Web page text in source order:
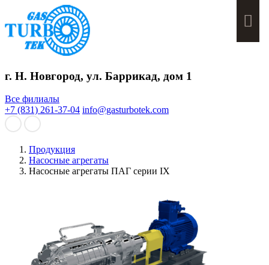
г. Н. Новгород, ул. Баррикад, дом 1
Все филиалы
+7 (831) 261-37-04 info@gasturbotek.com
Продукция
Насосные агрегаты
Насосные агрегаты ПАГ серии IX